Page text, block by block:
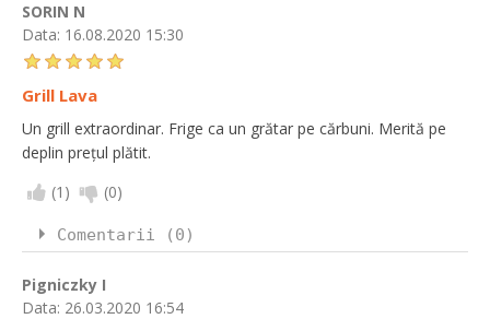
SORIN N
Data: 16.08.2020 15:30
Grill Lava
Un grill extraordinar. Frige ca un grătar pe cărbuni. Merită pe
deplin prețul plătit.
(1 ) (0)
Comentarii (0)
Pigniczky I
Data: 26.03.2020 16:54